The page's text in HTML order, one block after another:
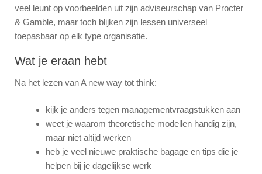
veel leunt op voorbeelden uit zijn adviseurschap van Procter
& Gamble, maar toch blijken zijn lessen universeel
toepasbaar op elk type organisatie.
Wat je eraan hebt
Na het lezen van A new way tot think:
kijk je anders tegen managementvraagstukken aan
weet je waarom theoretische modellen handig zijn,
maar niet altijd werken
heb je veel nieuwe praktische bagage en tips die je
helpen bij je dagelijkse werk